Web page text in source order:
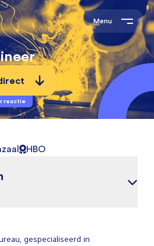
Menu
reactie
HBO
gespecialiseerd in